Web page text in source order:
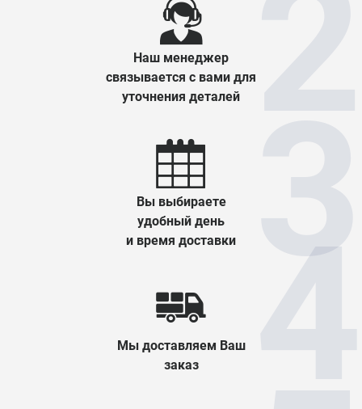
Наш менеджер
связывается с вами для
уточнения деталей
Вы выбираете
удобный день
и время доставки
Мы доставляем Ваш
заказ